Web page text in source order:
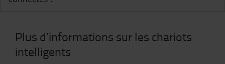
Plus d'informations sur les chariots
intelligents